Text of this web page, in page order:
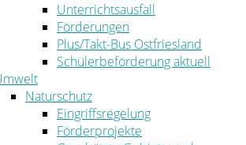
Unterrichtsausfall
Förderungen
Plus/Takt-Bus Ostfriesland
Schülerbeförderung aktuell
Naturschutz
Eingriffsregelung
Förderprojekte